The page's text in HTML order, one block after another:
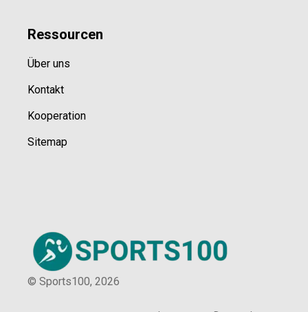
Ressourcen
Über uns
Kontakt
Kooperation
Sitemap
© Sports100, 2026